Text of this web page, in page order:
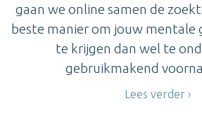
gaan we online samen de
beste manier om jouw mentale
te krijgen dan wel te
gebruikmakend
Lees verder